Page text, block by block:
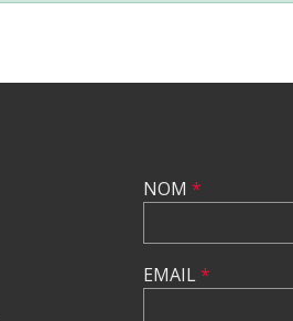
NOM *
EMAIL*